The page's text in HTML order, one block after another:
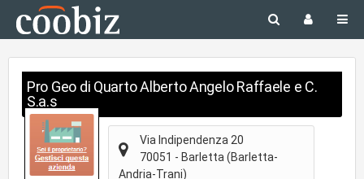
Pro Geo di Quarto Alberto Angelo Raffaele e C.
S.a.s
Via Indipendenza 20
70051 - Barletta (Barletta-
Andria-Trani)